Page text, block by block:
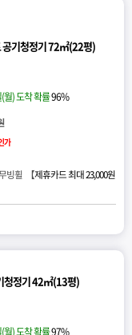
공기청정기 72㎡(22평)
월) 도착 확률96%
가
빙휠 【제휴카드 최대 23,000원
청정기 42㎡(13평)
월) 도착 확률97%